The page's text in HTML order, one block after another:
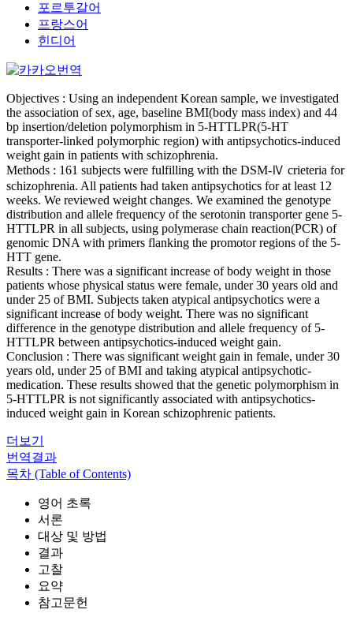
포르투갈어
프랑스어
힌디어
Objectives : Using an independent Korean sample, we investigated
the association of sex, age, baseline BMI(body mass index) and 44
bp insertion/deletion polymorphism in 5-HTTLPR(5-HT
transporter-linked polymorphic region) with antipsychotics-induced
weight gain in patients with schizophrenia.
Methods : 161 subjects were fulfilling with the DSM-Ⅳ crieteria for
schizophrenia. All patients had taken antipsychotics for at least 12
weeks. We reviewed weight changes. We examined the genotype
distribution and allele frequency of the serotonin transporter gene 5-
HTTLPR in all subjects, using polymerase chain reaction(PCR) of
genomic DNA with primers flanking the promotor regions of the 5-
HTT gene.
Results : There was a significant increase of body weight in those
patients whose physical status were female, under 30 years old and
under 25 of BMI. Subjects taken atypical antipsychotics were a
significant increase of body weight. There was no significant
difference in the genotype distribution and allele frequency of 5-
HTTLPR between antipsychotics-induced weight gain.
Conclusion : There was significant weight gain in female, under 30
years old, under 25 of BMI and taking atypical antipsychotic-
medication. These results showed that the genetic polymorphism in
5-HTTLPR is not significantly associated with antipsychotics-
induced weight gain in Korean schizophrenic patients.
더보기
번역결과
목차 (Table of Contents)
영어 초록
서론
대상 및 방법
결과
고찰
요약
참고문헌